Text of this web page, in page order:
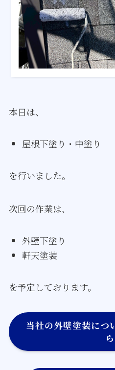
本日は、
屋根下塗り・中塗り
を行いました。
次回の作業は、
外壁下塗り
軒天塗装
を予定しております。
当社の外壁塗装につ
ら